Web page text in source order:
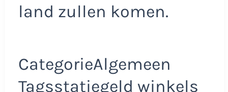
land zullen komen.
CategorieAlgemeen
Tagsstatiegeld winkels